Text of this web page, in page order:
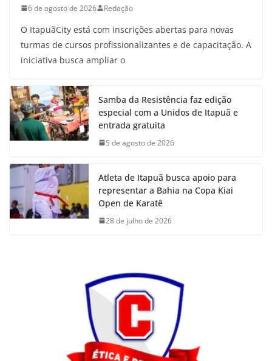
6 de agosto de 2026 Redação
O ItapuãCity está com inscrições abertas para novas
turmas de cursos profissionalizantes e de capacitação. A
iniciativa busca ampliar o
Samba da Resistência faz edição
especial com a Unidos de Itapuã e
entrada gratuita
5 de agosto de 2026
Atleta de Itapuã busca apoio para
representar a Bahia na Copa Kiai
Open de Karatê
28 de julho de 2026